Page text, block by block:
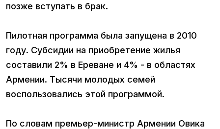
позже вступать в брак.
Пилотная программа была запущена в 2010
году. Субсидии на приобретение жилья
составили 2% в Ереване и 4% - в областях
Армении. Тысячи молодых семей
воспользовались этой программой.
По словам премьер-министр Армении Овика